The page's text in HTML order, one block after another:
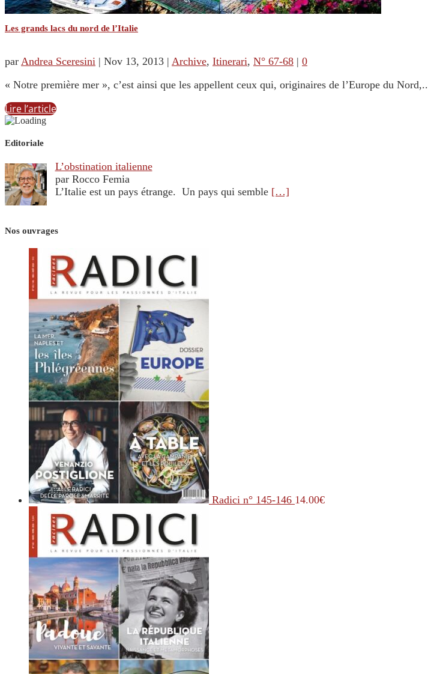
Les grands lacs du nord de l’Italie
par Andrea Sceresini | Nov 13, 2013 | Archive, Itinerari, N° 67-68 | 0
« Notre première mer », c’est ainsi que les appellent ceux qui, originaires de l’Europe du
Lire l’article
Editoriale
L’obstination italienne
par Rocco Femia
L’Italie est un pays étrange. Un pays qui semble […]
Nos ouvrages
Radici n° 145-146 14.00€